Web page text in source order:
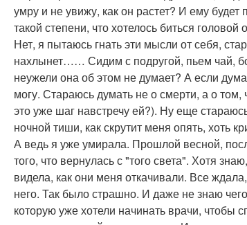
умру и не увижу, как он растет? И ему
такой степени, что хотелось биться головой
Нет, я пытаюсь гнать эти мысли от себя,
нахлынет…… Сидим с подругой, пьем чай,
неужели она об этом не думает? А если
могу. Стараюсь думать не о смерти, а о
это уже шаг навстречу ей?). Ну еще
ночной тиши, как скрутит меня опять, хоть
А ведь я уже умирала. Прошлой весной,
того, что вернулась с "того света". Хотя
видела, как они меня откачивали. Все
него. Так было страшно. И даже не знаю
которую уже хотели начинать врачи, чтобы